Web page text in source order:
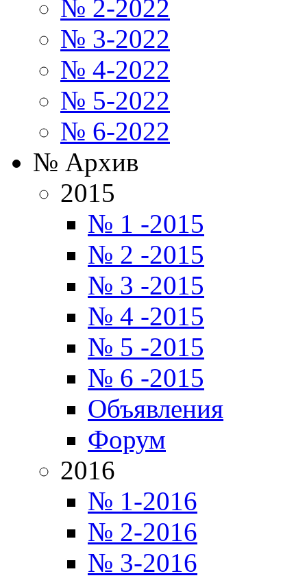
№ 2-2022
№ 3-2022
№ 4-2022
№ 5-2022
№ 6-2022
№ Архив
2015
№ 1 -2015
№ 2 -2015
№ 3 -2015
№ 4 -2015
№ 5 -2015
№ 6 -2015
Объявления
Форум
2016
№ 1-2016
№ 2-2016
№ 3-2016